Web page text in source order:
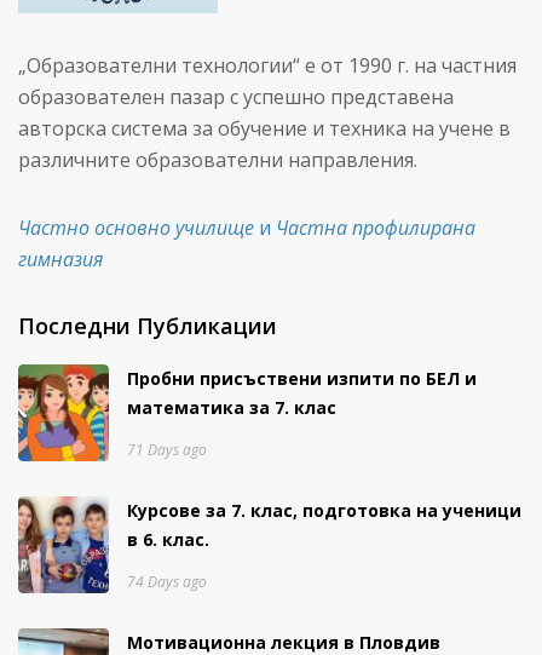
„Образователни технологии“ е от 1990 г. на частния
образователен пазар с успешно представена
авторска система за обучение и техника на учене в
различните образователни направления.
Частно основно училище и Частна профилирана
гимназия
Последни Публикации
Пробни присъствени изпити по БЕЛ и
математика за 7. клас
71 Days ago
Курсове за 7. клас, подготовка на ученици
в 6. клас.
74 Days ago
Мотивационна лекция в Пловдив